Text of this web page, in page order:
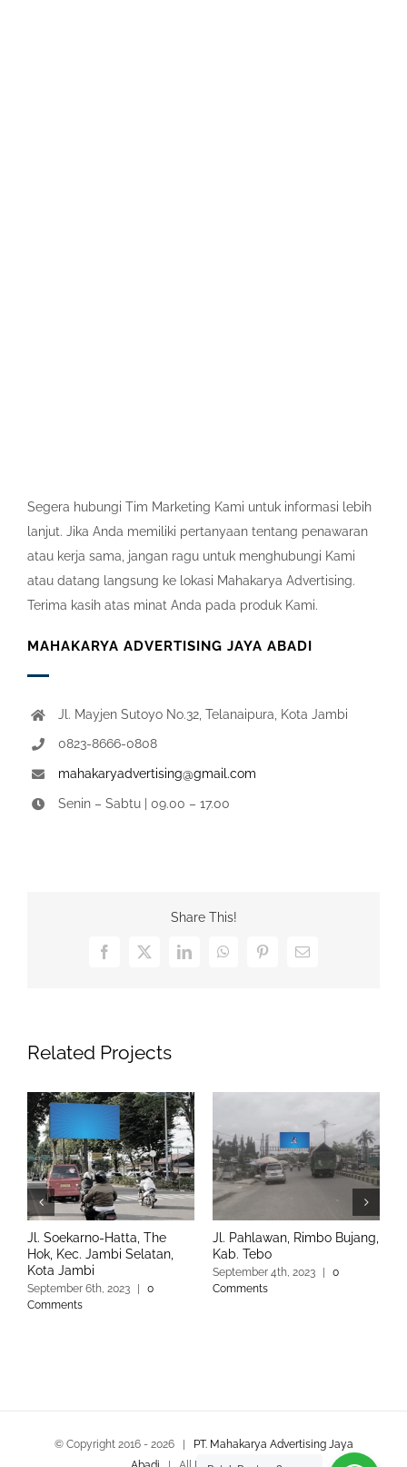
Segera hubungi Tim Marketing Kami untuk informasi lebih
lanjut. Jika Anda memiliki pertanyaan tentang penawaran
atau kerja sama, jangan ragu untuk menghubungi Kami
atau datang langsung ke lokasi Mahakarya Advertising.
Terima kasih atas minat Anda pada produk Kami.
MAHAKARYA ADVERTISING JAYA ABADI
Jl. Mayjen Sutoyo No.32, Telanaipura, Kota Jambi
0823-8666-0808
mahakaryadvertising@gmail.com
Senin – Sabtu | 09.00 – 17.00
Share This!
Facebook
X LinkedInWhatsAppPinterestEmail
Related Projects
Jl. Soekarno-Hatta, The
Hok, Kec. Jambi Selatan,
Kota Jambi
September 6th, 2023 |
0
Comments
Jl. Pahlawan, Rimbo Bujang,
Kab. Tebo
September 4th, 2023 |
0
Comments
© Copyright 2016 - 2026 |
PT. Mahakarya Advertising Jaya